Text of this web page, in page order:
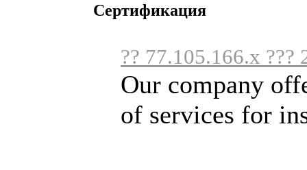
Сертификация
?? 77.105.166.x ???
Our company
of services for